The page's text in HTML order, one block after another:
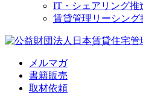
IT・シェアリング推
賃貸管理リーシン
メルマガ
書籍販売
取材依頼